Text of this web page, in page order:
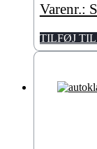
Varenr.:
TILFØJ